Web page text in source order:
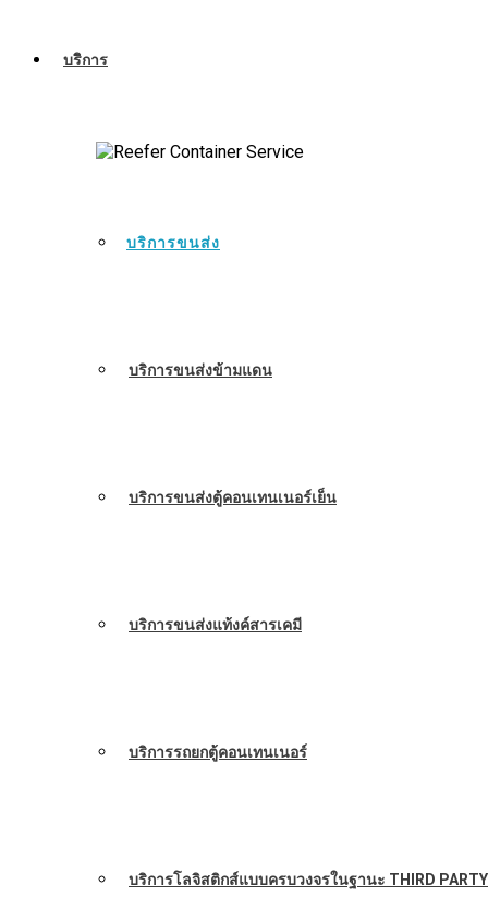
บริการ
บริการขนส่ง
บริการขนส่งข้ามแดน
บริการขนส่งตู้คอนเทนเนอร์เย็น
บริการขนส่งแท้งค์สารเคมี
บริการรถยกตู้คอนเทนเนอร์
บริการโลจิสติกส์แบบครบวงจรในฐานะ THIRD